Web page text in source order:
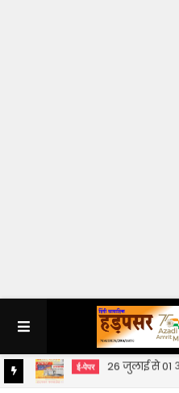
ई-पेपर 19 जुलाई से 25